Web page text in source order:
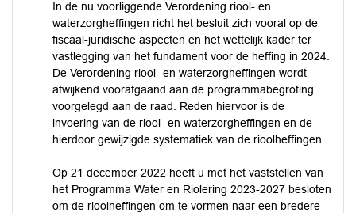
In de nu voorliggende Verordening riool- en
waterzorgheffingen richt het besluit zich vooral op de
fiscaal-juridische aspecten en het wettelijk kader ter
vastlegging van het fundament voor de heffing in 2024.
De Verordening riool- en waterzorgheffingen wordt
afwijkend voorafgaand aan de programmabegroting
voorgelegd aan de raad. Reden hiervoor is de
invoering van de riool- en waterzorgheffingen en de
hierdoor gewijzigde systematiek van de rioolheffingen.
Op 21 december 2022 heeft u met het vaststellen van
het Programma Water en Riolering 2023-2027 besloten
om de rioolheffingen om te vormen naar een bredere